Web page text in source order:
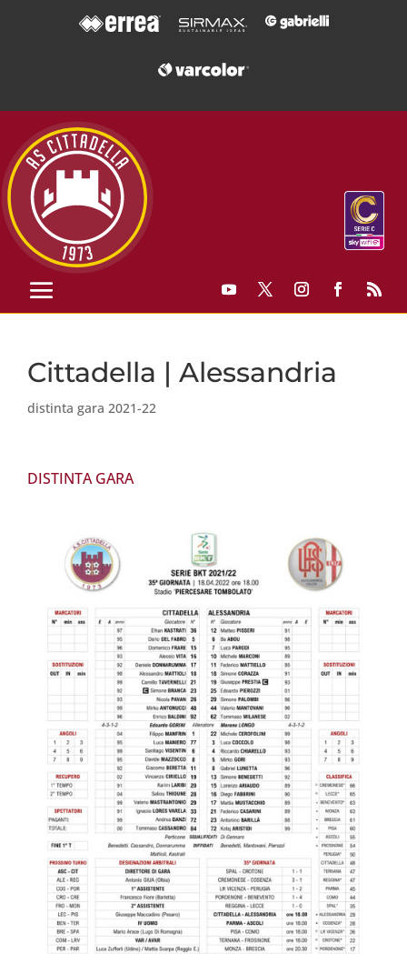
Cittadella | Alessandria
distinta gara 2021-22
DISTINTA GARA